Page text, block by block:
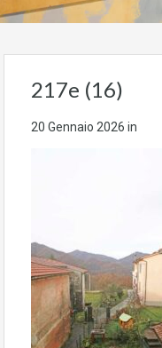
217e (16)
20 Gennaio 2026 in